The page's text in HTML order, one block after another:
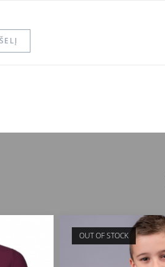
OUT OF STOCK